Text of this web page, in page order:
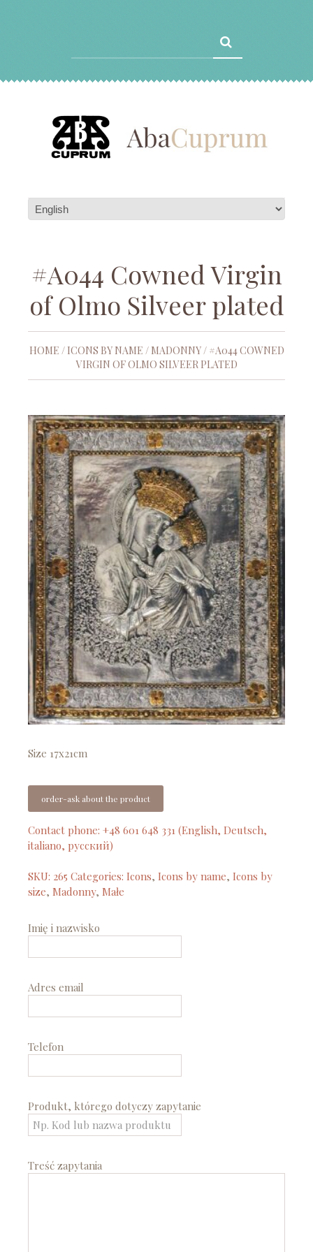
#A044 Cowned Virgin
of Olmo Silveer plated
HOME / ICONS BY NAME / MADONNY/ #A044 COWNED
VIRGIN OF OLMO SILVEER PLATED
Size 17x21cm
order-ask about the product
Contact phone: +48 601 648 331 (English, Deutsch,
italiano, русский)
SKU: 265 Categories: Icons, Icons by name, Icons by
size, Madonny, Małe
Imię i nazwisko
Adres email
Telefon
Produkt, którego dotyczy zapytanie
Treść zapytania